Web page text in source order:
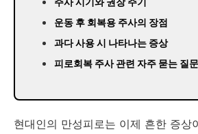
운동 후 회복용 주사의 장점
과다 사용 시 나타나는 증상
피로회복 주사 관련 자주 묻는 질
현대인의 만성피로는 이제 흔한 증상